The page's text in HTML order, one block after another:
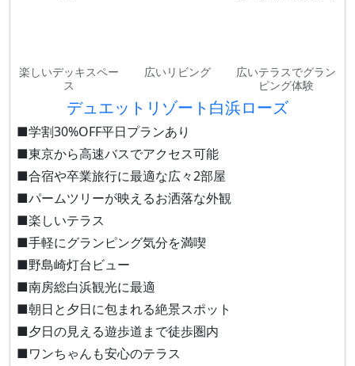
楽しいデッキスペー
ス
広いリビング
広いテラスでグラン
ピング体験
デュエットリゾート白浜ローズ
■学割30%OFF平日プランあり
■東京から高速バスでアクセス可能
■合宿や卒業旅行に最適な広々2部屋
■パームツリーが映えるお洒落な外観
■楽しいテラス
■手軽にグランピング気分を満喫
■野島崎灯台ビュー
■南房総白浜観光に最適
■朝日と夕日に包まれる絶景スポット
■夕日の見える遊歩道まで徒歩圏内
■ワンちゃんも安心のテラス